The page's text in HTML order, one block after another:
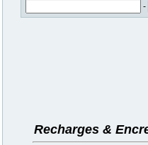
-
Recharges &